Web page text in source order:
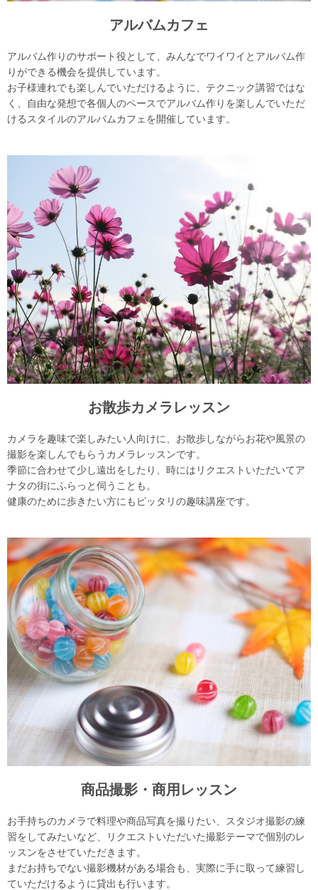
アルバムカフェ
アルバム作りのサポート役として、みんなでワイワイとアルバム作
りができる機会を提供しています。
お子様連れでも楽しんでいただけるように、テクニック講習ではな
く、自由な発想で各個人のペースでアルバム作りを楽しんでいただ
けるスタイルのアルバムカフェを開催しています。
お散歩カメラレッスン
カメラを趣味で楽しみたい人向けに、お散歩しながらお花や風景の
撮影を楽しんでもらうカメラレッスンです。
季節に合わせて少し遠出をしたり、時にはリクエストいただいてア
ナタの街にふらっと伺うことも。
健康のために歩きたい方にもピッタリの趣味講座です。
商品撮影・商用レッスン
お手持ちのカメラで料理や商品写真を撮りたい、スタジオ撮影の練
習をしてみたいなど、リクエストいただいた撮影テーマで個別のレ
ッスンをさせていただきます。
まだお持ちでない撮影機材がある場合も、実際に手に取って練習し
ていただけるように貸出も行います。